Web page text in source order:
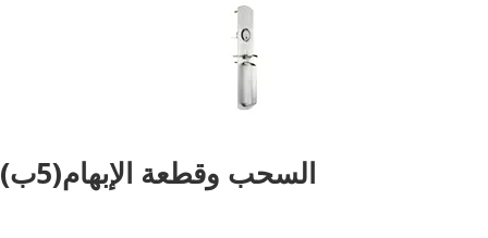
السحب وقطعة الإبهام(5ب)